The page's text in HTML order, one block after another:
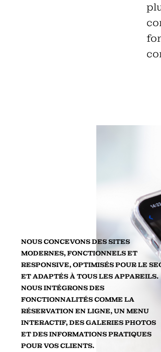
NOUS CONCEVONS DES SITES
MODERNES, FONCTIONNELS ET
RESPONSIVE, OPTIMISÉS POUR LE
ET ADAPTÉS À TOUS LES APPAREILS.
NOUS INTÉGRONS DES
FONCTIONNALITÉS COMME LA
RÉSERVATION EN LIGNE, UN MENU
INTERACTIF, DES GALERIES PHOTOS
ET DES INFORMATIONS PRATIQUES
POUR VOS CLIENTS.